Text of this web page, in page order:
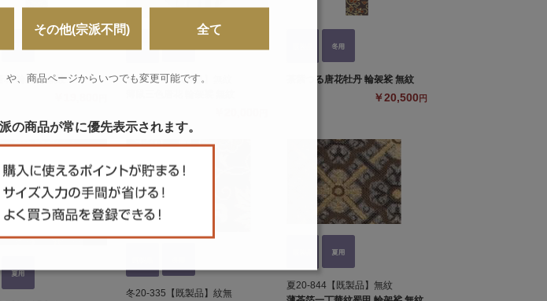
花 輪袈裟 無紋
夏20-845【既製品】無紋
茶紫つる唐花牡丹 輪袈裟 無紋
￥20,500 円
冬20-335【既製品】紋無
夏20-844【既製品】無紋
その他(宗派不問) 全て
、 商品ページからいつでも変更可能です。
の商品が常に優先表示されます。